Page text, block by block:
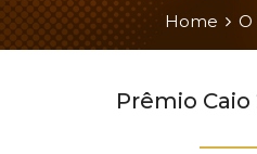
Home O
Prêmio Caio